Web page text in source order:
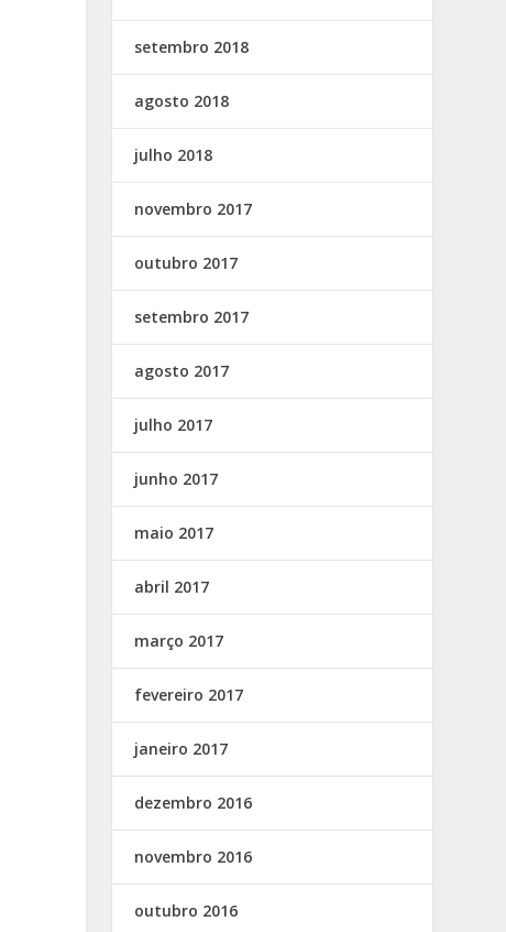
setembro 2018
agosto 2018
julho 2018
novembro 2017
outubro 2017
setembro 2017
agosto 2017
julho 2017
junho 2017
maio 2017
abril 2017
março 2017
fevereiro 2017
janeiro 2017
dezembro 2016
novembro 2016
outubro 2016